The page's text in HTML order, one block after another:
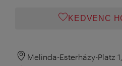
KEDVENC
Melinda-Esterházy-Platz